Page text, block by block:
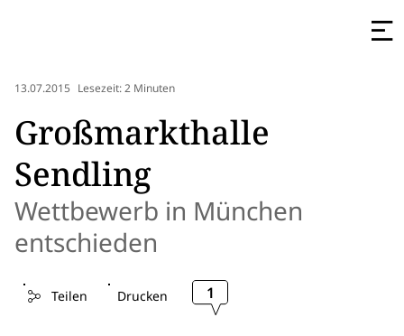
13.07.2015 Lesezeit: 2 Minuten
Großmarkthalle
Sendling
Wettbewerb in München
entschieden
Teilen Drucken 1